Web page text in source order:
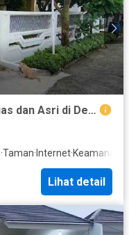
Dijual atau disewakan Rumah Luas dan Asri di Depok
·Taman· Internet·Keamanan
Lihat detail